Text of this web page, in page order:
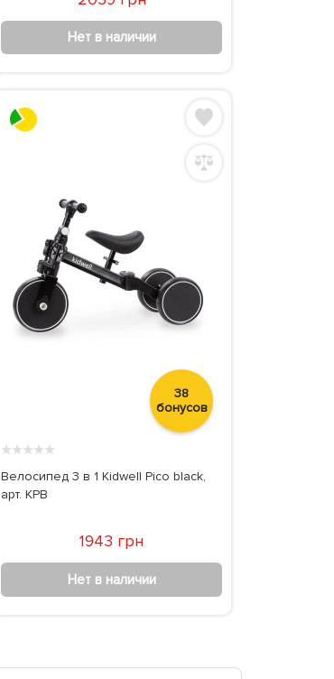
Нет в наличии
38
бонусов
★★★★★
Велосипед 3 в 1 Kidwell Pico black,
арт. KPB
1943 грн
Нет в наличии